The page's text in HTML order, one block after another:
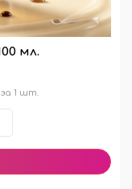
мл.
за 1 шт.